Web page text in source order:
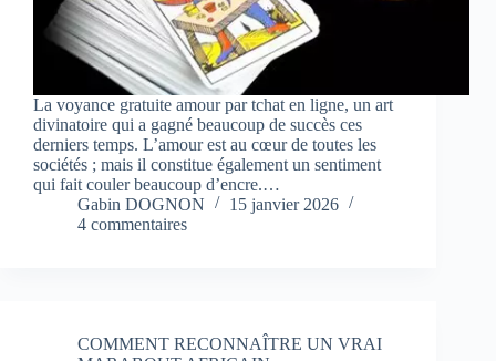
La voyance gratuite amour par tchat en ligne, un art
divinatoire qui a gagné beaucoup de succès ces
derniers temps. L’amour est au cœur de toutes les
sociétés ; mais il constitue également un sentiment
qui fait couler beaucoup d’encre.…
Gabin DOGNON
15 janvier 2026
4 commentaires
COMMENT RECONNAÎTRE UN VRAI